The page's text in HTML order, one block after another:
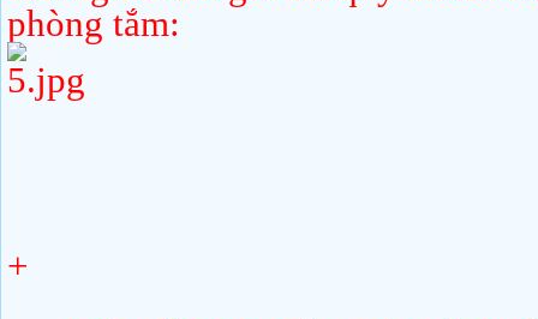
phòng tắm:
+